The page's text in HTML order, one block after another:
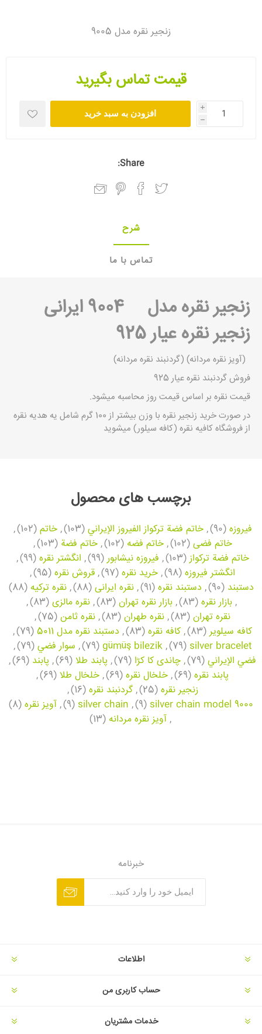
زنجیر نقره مدل 9005
قیمت تماس بگیرید
i
h
افزودن به سبد خرید
Share:
شرح
تماس با ما
زنجیر نقره
مدل 9004 ایرانی
زنجیر نقره عیار 925
(آویز نقره مردانه) (گردنبند نقره مردانه)
فروش گردنبند نقره عیار 925
قیمت نقره بر اساس قیمت روز محاسبه میشود.
در صورتخرید زنجیر نقره
با وزن بیشتر از 100 گرم شامل یه هدیه نقره
از فروشگاه کافیه نقره (کافه سیلور) میشوید
برچسب های محصول
فیروزه (90)
, خاتم فضة تركواز الفيروز الإيراني (103)
, خاتم (102)
,
خاتم فضی (102)
, خاتم فضه (102)
, خاتم فضة (103)
,
خاتم فضة تركواز (103)
, فیروزه نیشابور (99)
, انگشتر نقره (99)
,
انگشتر فیروزه (98)
, خرید نقره (97)
, قروش نقره (95)
,
دستبند (90)
, دستبند نقره (91)
, نقره ایرانی (88)
, نقره ترکیه (88)
, بازار نقره (83)
, بازار نقره تهران (83)
, نقره مالزی (83)
,
نقره تهران (83)
, نقره طهران (83)
, نقره ثامن (75)
,
کافه سیلویر (83)
, کافه نقره (83)
, دستبند نقره مدل 5011 (79)
,
silver bracelet
(79)
,
gümüş bilezik
(79)
, سوار فضي (79)
,
فضي الإيراني (79)
, چاندی کا کڑا (79)
, پابند طلا (69)
, پابند (69)
,
پابند نقره (69)
, خلخال نقره (69)
, خلخال طلا (69)
,
زنجیر نقره (25)
, گردنبند نقره (16)
,
silver chain model 9000
(9)
,
silver chain
(9)
, آویز نقره (8)
, آویز نقره مردانه (13)
خبرنامه
اطلاعات
حساب کاربری من
خدمات مشتریان